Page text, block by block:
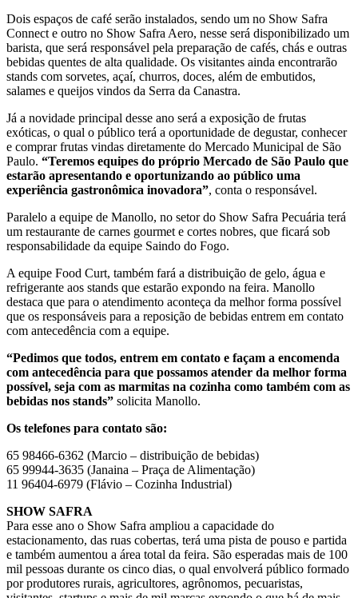
Dois espaços de café serão instalados, sendo um no Show Safra
Connect e outro no Show Safra Aero, nesse será disponibilizado um
barista, que será responsável pela preparação de cafés, chás e outras
bebidas quentes de alta qualidade. Os visitantes ainda encontrarão
stands com sorvetes, açaí, churros, doces, além de embutidos,
salames e queijos vindos da Serra da Canastra.
Já a novidade principal desse ano será a exposição de frutas
exóticas, o qual o público terá a oportunidade de degustar, conhecer
e comprar frutas vindas diretamente do Mercado Municipal de São
Paulo. “Teremos equipes do próprio Mercado de São Paulo que
estarão apresentando e oportunizando ao público uma
experiência gastronômica inovadora”, conta o responsável.
Paralelo a equipe de Manollo, no setor do Show Safra Pecuária terá
um restaurante de carnes gourmet e cortes nobres, que ficará sob
responsabilidade da equipe Saindo do Fogo.
A equipe Food Curt, também fará a distribuição de gelo, água e
refrigerante aos stands que estarão expondo na feira. Manollo
destaca que para o atendimento aconteça da melhor forma possível
que os responsáveis para a reposição de bebidas entrem em contato
com antecedência com a equipe.
“Pedimos que todos, entrem em contato e façam a encomenda
com antecedência para que possamos atender da melhor forma
possível, seja com as marmitas na cozinha como também com as
bebidas nos stands” solicita Manollo.
Os telefones para contato são:
65 98466-6362 (Marcio – distribuição de bebidas)
65 99944-3635 (Janaina – Praça de Alimentação)
11 96404-6979 (Flávio – Cozinha Industrial)
SHOW SAFRA
Para esse ano o Show Safra ampliou a capacidade do
estacionamento, das ruas cobertas, terá uma pista de pouso e partida
e também aumentou a área total da feira. São esperadas mais de 100
mil pessoas durante os cinco dias, o qual envolverá público formado
por produtores rurais, agricultores, agrônomos, pecuaristas,